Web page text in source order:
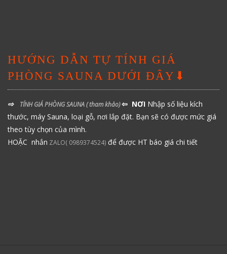
HƯỚNG DẪN TỰ TÍNH GIÁ
PHÒNG SAUNA DƯỚI ĐÂY⬇
⇨ TÍNH GIÁ PHÒNG SAUNA( tham khảo)⇦ NƠI Nhập số liệu kích
thước, máy Sauna, loại gỗ, nơi lắp đặt. Bạn sẽ có được mức giá
theo tùy chọn của mình.
HOẶC nhắn ZALO( 0989374524) để được HT báo giá chi tiết